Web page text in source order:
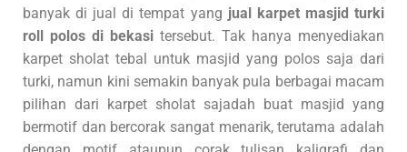
banyak di jual di tempat yang jual karpet masjid turki
roll polos di bekasi tersebut. Tak hanya menyediakan
karpet sholat tebal untuk masjid yang polos saja dari
turki, namun kini semakin banyak pula berbagai macam
pilihan dari karpet sholat sajadah buat masjid yang
bermotif dan bercorak sangat menarik, terutama adalah